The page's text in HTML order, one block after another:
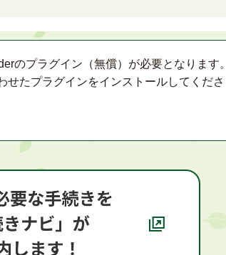
のプラグイン（無償）が必要となります。
たプラグインをインストールしてくださ